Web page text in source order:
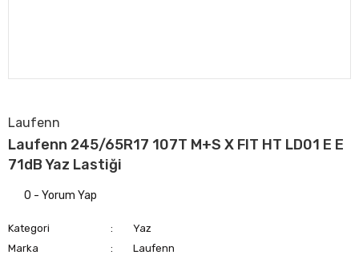
Laufenn
Laufenn 245/65R17 107T M+S X FIT HT LD01 E E
71dB Yaz Lastiği
0 - Yorum Yap
Kategori
Yaz
Marka
Laufenn